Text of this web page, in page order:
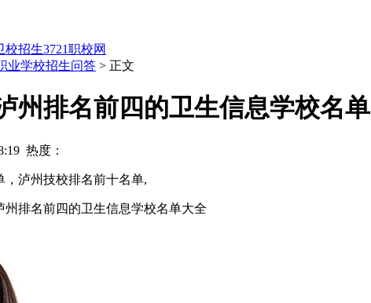
校招生3721职校网
业学校招生问答 > 正文
州排名前四的卫生信息学校名单
热度：
泸州技校排名前十名单,
州排名前四的卫生信息学校名单大全